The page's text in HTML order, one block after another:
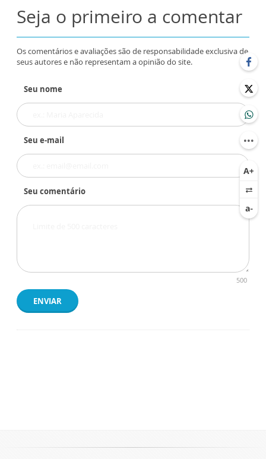
Seja o primeiro a comentar
Os comentários e avaliações são de responsabilidade exclusiva de
seus autores e não representam a opinião do site.
Seu nome
Seu e-mail
Seu comentário
500
ENVIAR